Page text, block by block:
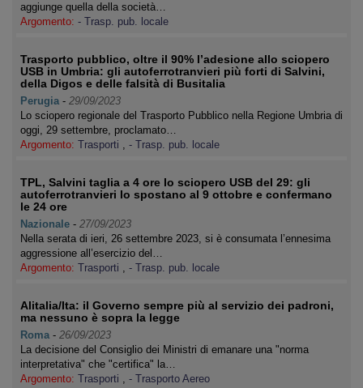
aggiunge quella della società…
Argomento: - Trasp. pub. locale
Trasporto pubblico, oltre il 90% l’adesione allo sciopero
USB in Umbria: gli autoferrotranvieri più forti di Salvini,
della Digos e delle falsità di Busitalia
Perugia - 29/09/2023
Lo sciopero regionale del Trasporto Pubblico nella Regione Umbria di
oggi, 29 settembre, proclamato…
Argomento: Trasporti , - Trasp. pub. locale
TPL, Salvini taglia a 4 ore lo sciopero USB del 29: gli
autoferrotranvieri lo spostano al 9 ottobre e confermano
le 24 ore
Nazionale - 27/09/2023
Nella serata di ieri, 26 settembre 2023, si è consumata l’ennesima
aggressione all’esercizio del…
Argomento: Trasporti , - Trasp. pub. locale
Alitalia/Ita: il Governo sempre più al servizio dei padroni,
ma nessuno è sopra la legge
Roma - 26/09/2023
La decisione del Consiglio dei Ministri di emanare una "norma
interpretativa" che "certifica" la…
Argomento: Trasporti , - Trasporto Aereo